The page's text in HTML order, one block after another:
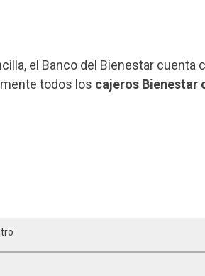
el Banco del Bienestar cuenta
todos los cajeros Bienestar